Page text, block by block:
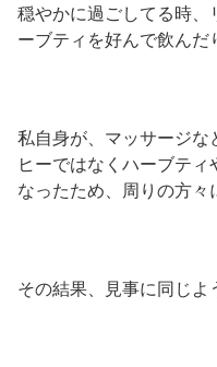
穏やかに過ごしてる時、
ーブティを好んで飲んだ
私自身が、マッサージな
ヒーではなくハーブテ
なったため、周りの方々
その結果、見事に同じよ